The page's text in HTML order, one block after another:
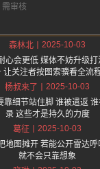
森林北
2025-10-03
心会更低 媒体不妨升级
让关注者按图索骥看全流
杨叔来了
2025-10-03
靠细节站住脚 谁被遣返
录 这些才是持久的力度
葛征
2025-10-03
地图摊开 若能公开雷达
就不会只靠想象